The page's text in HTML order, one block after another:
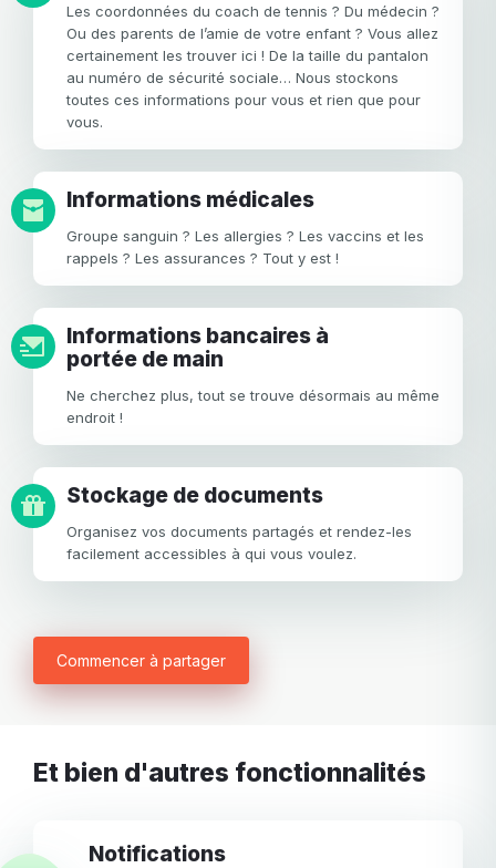
Les coordonnées du coach de tennis ? Du médecin ?
Ou des parents de l’amie de votre enfant ? Vous allez
certainement les trouver ici ! De la taille du pantalon
au numéro de sécurité sociale… Nous stockons
toutes ces informations pour vous et rien que pour
vous.
Informations médicales
Groupe sanguin ? Les allergies ? Les vaccins et les
rappels ? Les assurances ? Tout y est !
Informations bancaires à
portée de main
Ne cherchez plus, tout se trouve désormais au même
endroit !
Stockage de documents
Organisez vos documents partagés et rendez-les
facilement accessibles à qui vous voulez.
Commencer à partager
Et bien d'autres fonctionnalités
Notifications